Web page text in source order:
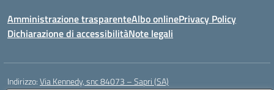
Amministrazione trasparenteAlbo onlinePrivacy Policy
Dichiarazione di accessibilitàNote legali
Indirizzo:Via Kennedy, snc 84073 – Sapri (SA)